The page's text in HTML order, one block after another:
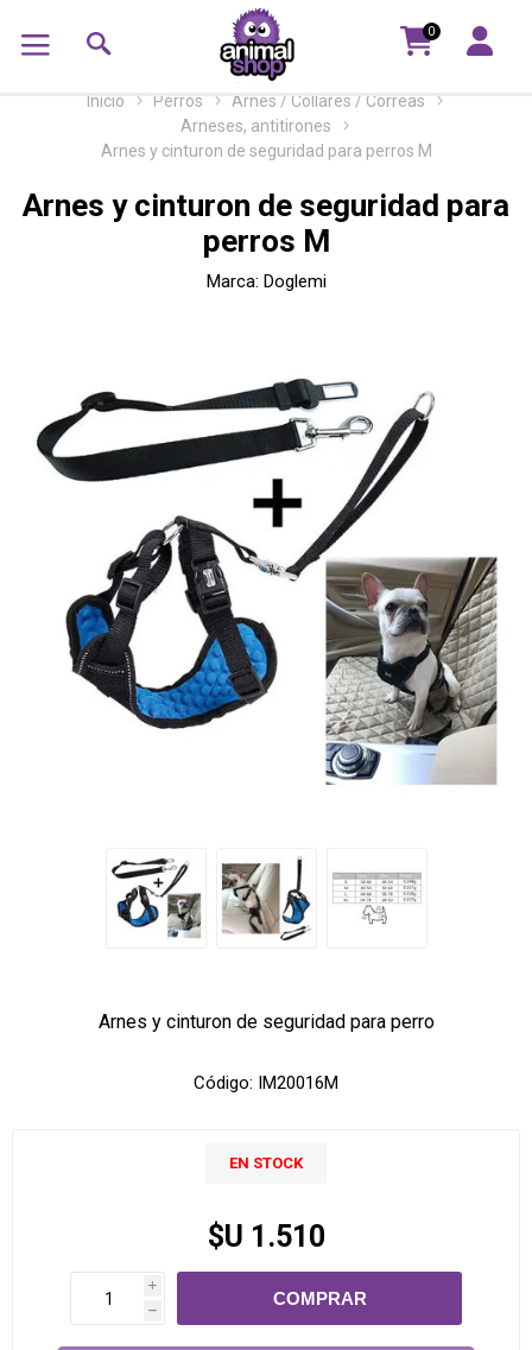
0
Inicio Perros
Arnés / Collares / Correas
Arneses, antitirones
Arnes y cinturon de seguridad para perros M
Arnes y cinturon de seguridad para
perros M
Marca: Doglemi
Arnes y cinturon de seguridad para perro
Código: IM20016M
EN STOCK
$U 1.510
i
h